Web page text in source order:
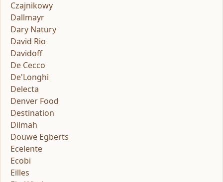
Czajnikowy
Dallmayr
Dary Natury
David Rio
Davidoff
De Cecco
De'Longhi
Delecta
Denver Food
Destination
Dilmah
Douwe Egberts
Ecelente
Ecobi
Eilles